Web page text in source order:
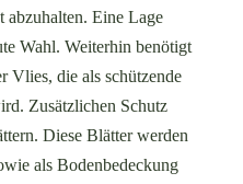
abzuhalten. Eine Lage
Wahl. Weiterhin benötigt
Vlies, die als schützende
Zusätzlichen Schutz
Diese Blätter werden
als Bodenbedeckung